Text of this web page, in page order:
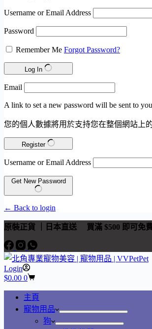
Username or Email Address
Password
Remember Me Forgot Password?
Log In
Email
A link to set a new password will be sent to
您的個人數據將用於支持您在整個網站上
Register
Username or Email Address
Get New Password
← Back to login
原裝正貨 ｜日本直送 買滿 $500 即可免
Login
$0.00 0
主頁
寵物用品
狗